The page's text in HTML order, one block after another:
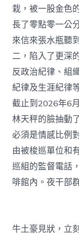
栽，被一股金色
長了零點零一公
來信來張水瓶聽
二，陷入了更深
反政治紀律、組
紀律及生涯紀律
截止到2026年6
林天秤的臉抽動
必須是情感比例
由被梭巡單位和
巡組的監督電話
啡館內。夜干部
牛土豪見狀，立